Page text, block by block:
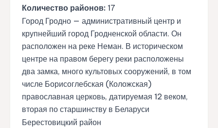
Количество районов: 17
Город Гродно — административный центр и
крупнейший город Гродненской области. Он
расположен на реке Неман. В историческом
центре на правом берегу реки расположены
два замка, много культовых сооружений, в том
числе Борисоглебская (Коложская)
православная церковь, датируемая 12 веком,
вторая по старшинству в Беларуси
Берестовицкий район